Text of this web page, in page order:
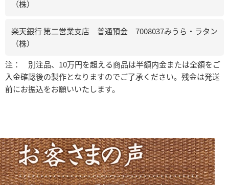
（株）
楽天銀行 第二営業支店 普通預金 7008037みうら・ラタン
（株）
注： 別注品、10万円を超える商品は半額内金または全額をご
入金確認後の製作となりますのでご了承ください。残金は発送
前にお振込をお願いいたします。